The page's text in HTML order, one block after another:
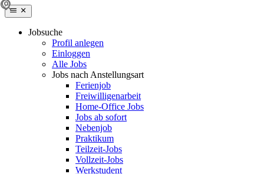
Jobsuche
Profil anlegen
Einloggen
Alle Jobs
Jobs nach Anstellungsart
Ferienjob
Freiwilligenarbeit
Home-Office Jobs
Jobs ab sofort
Nebenjob
Praktikum
Teilzeit-Jobs
Vollzeit-Jobs
Werkstudent